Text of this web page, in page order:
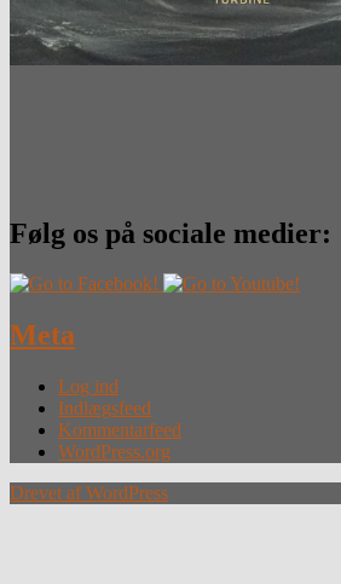
Følg os på sociale medier:
Meta
Log ind
Indlægsfeed
Kommentarfeed
WordPress.org
Drevet af WordPress